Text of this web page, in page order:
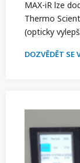
MAX-iR lze
Thermo
(opticky
DOZVĚDĚT SE